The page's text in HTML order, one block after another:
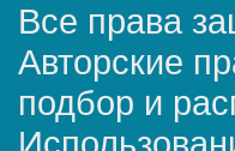
Все права
Авторские
подбор и